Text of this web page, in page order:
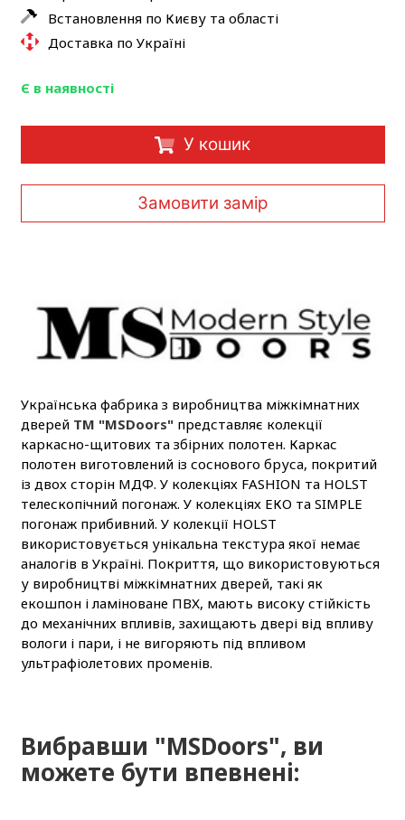
Встановлення по Києву та області
Доставка по Україні
Є в наявності
У кошик
Замовити замір
Українська фабрика з виробництва міжкімнатних
дверей ТМ "MSDoors"представляє колекції
каркасно-щитових та збірних полотен. Каркас
полотен виготовлений із соснового бруса, покритий
із двох сторін МДФ. У колекціях FASHION та HOLST
телескопічний погонаж. У колекціях ЕКО та SIMPLE
погонаж прибивний. У колекції HOLST
використовується унікальна текстура якої немає
аналогів в Україні. Покриття, що використовуються
у виробництві міжкімнатних дверей, такі як
екошпон і ламіноване ПВХ, мають високу стійкість
до механічних впливів, захищають двері від впливу
вологи і пари, і не вигоряють під впливом
ультрафіолетових променів.
Вибравши "MSDoors", ви
можете бути впевнені: